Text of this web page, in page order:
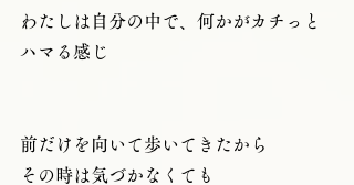
わたしは自分の中で、何かがカチっと
ハマる感じ
前だけを向いて歩いてきたから
その時は気づかなくても